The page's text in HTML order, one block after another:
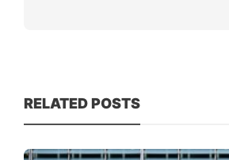
RELATED POSTS